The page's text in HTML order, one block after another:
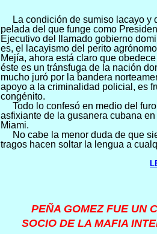
La condición de sumiso lacayo y
pelada del que funge como
Ejecutivo del llamado gobierno
es, el lacayismo del perito
Mejía, ahora está claro que
éste es un tránsfuga de la nación
mucho juró por la bandera
apoyo a la criminalidad policial, es
congénito.
Todo lo confesó en medio del
asfixiante de la gusanera cubana
Miami.
No cabe la menor duda de que
tragos hacen soltar la lengua a
PEÑA GOMEZ FUE UN
SOCIO DE LA MAFIA